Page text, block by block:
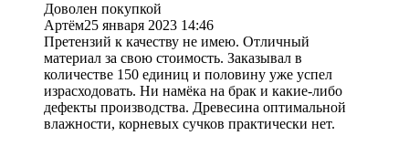
Доволен покупкой
Артём25 января 2023 14:46
Претензий к качеству не имею. Отличный
материал за свою стоимость. Заказывал в
количестве 150 единиц и половину уже успел
израсходовать. Ни намёка на брак и какие-либо
дефекты производства. Древесина оптимальной
влажности, корневых сучков практически нет.